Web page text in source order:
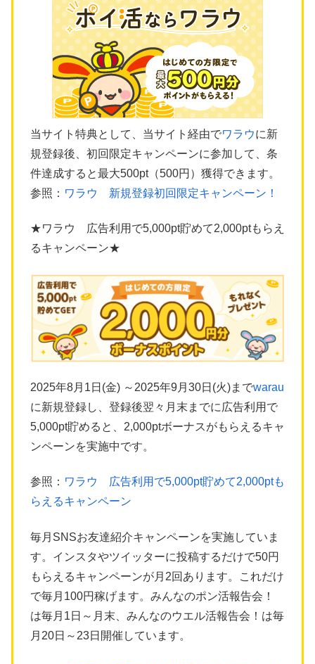
当サイト特典として、当サイト経由でワラウに新
規登録後、初回限定キャンペーンに参加して、条
件達成すると最大500pt（500円）獲得できます。
参照： ワラウ 新規登録初回限定キャンペーン！
★ワラウ 広告利用で5,000pt貯めて2,000ptもらえ
るキャンペーン★
2025年8月1日(金) ～2025年9月30日(火)までwarau
に新規登録し、登録後翌々月末までに広告利用で
5,000pt貯めると、2,000ptボーナスがもらえるキャ
ンペーンを実施中です。
参照： ワラウ 広告利用で5,000pt貯めて2,000ptも
らえるキャンペーン
毎月SNSお友達紹介キャンペーンを実施していま
す。インスタやツイッターに投稿するだけで50円
もらえるキャンペーンが月2回あります。これだけ
で毎月100円稼げます。みんなのポン活報告会！
は毎月1日～月末、みんなのウエル活報告会！は毎
月20日～23日開催しています。